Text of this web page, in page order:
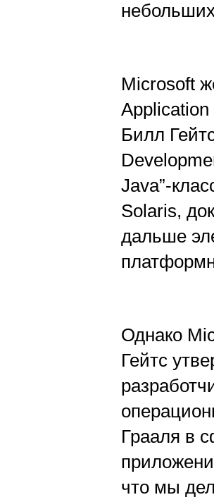
Microsoft
Application
Билл
Java”-
Solaris,
дальше
Однако
Гейтс
Грааля в
что мы